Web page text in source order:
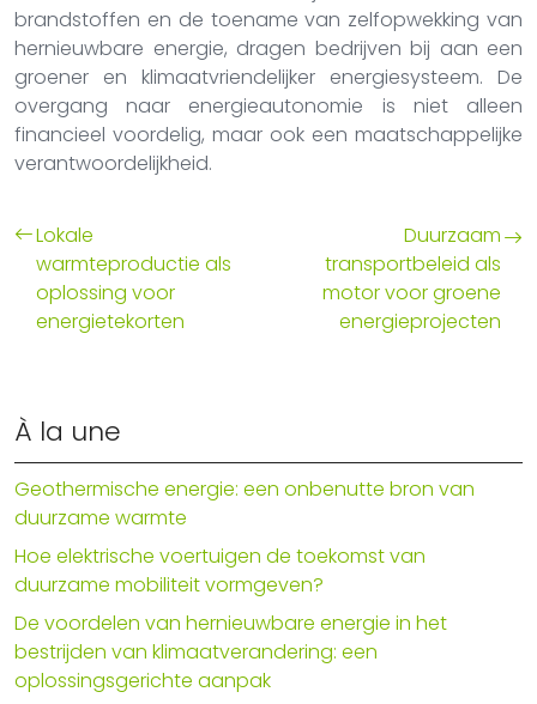
brandstoffen en de toename van zelfopwekking van
hernieuwbare energie, dragen bedrijven bij aan een
groener en klimaatvriendelijker energiesysteem. De
overgang naar energieautonomie is niet alleen
financieel voordelig, maar ook een maatschappelijke
verantwoordelijkheid.
Lokale
warmteproductie als
oplossing voor
energietekorten
Duurzaam
transportbeleid als
motor voor groene
energieprojecten
À la une
Geothermische energie: een onbenutte bron van
duurzame warmte
Hoe elektrische voertuigen de toekomst van
duurzame mobiliteit vormgeven?
De voordelen van hernieuwbare energie in het
bestrijden van klimaatverandering: een
oplossingsgerichte aanpak